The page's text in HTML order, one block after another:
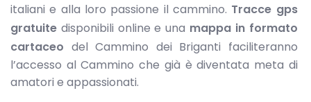
italiani e alla loro passione il cammino. Tracce gps
gratuite disponibili online e una mappa in formato
cartaceo del Cammino dei Briganti faciliteranno
l’accesso al Cammino che già è diventata meta di
amatori e appassionati.